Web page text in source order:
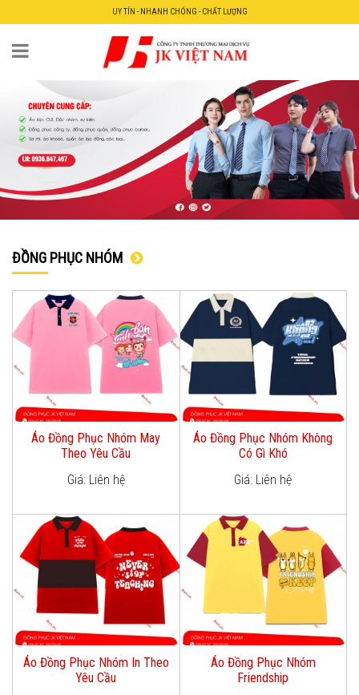
UY TÍN - NHANH CHÓNG - CHẤT LƯỢNG
ĐỒNG PHỤC NHÓM
Áo Đồng Phục Nhóm May
Theo Yêu Cầu
Giá: Liên hệ
Áo Đồng Phục Nhóm Không
Có Gì Khó
Giá: Liên hệ
Áo Đồng Phục Nhóm In Theo
Yêu Cầu
Áo Đồng Phục Nhóm
Friendship